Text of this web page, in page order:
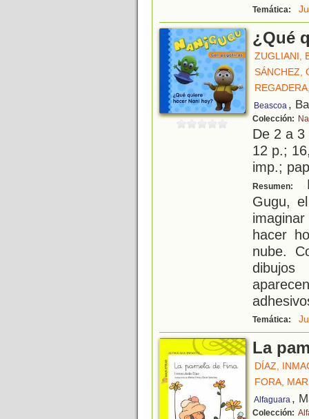
Temática:
¿Qué
ZUGLIANI,
SÁNCHEZ,
Beascoa ,
Colección:
De 2 a
12 p.;
imp.;
Resumen:
Gugu,
hacer
nube.
Temática:
La
DÍAZ,
FORA,
Alfaguara ,
Colección: